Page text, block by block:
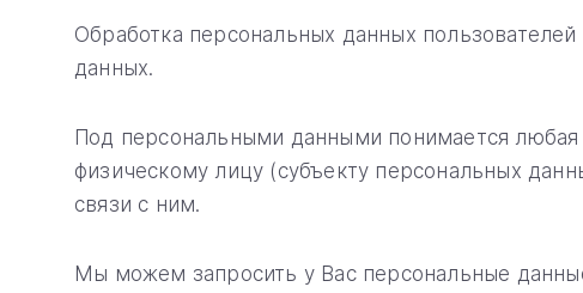
Обработка персональных данных
данных.
Под персональными данными понимается
физическому лицу (субъекту персональных
связи с ним.
Мы можем запросить у Вас персональные